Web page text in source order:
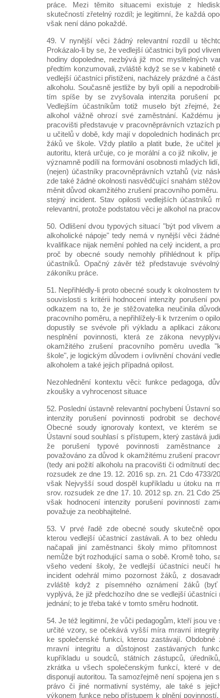
práce. Mezi těmito situacemi existuje z
skutečností zřetelný rozdíl; je legitimní, že každá
však není dáno pokaždé.
49. V nynější věci žádný relevantní rozdíl u
Prokázalo-li by se, že vedlejší účastnici byli pod
hodiny dopoledne, nezbývá již moc myslitelných
předtím konzumovali, zvláště když se se v kabinetě
vedlejší účastníci přistiženi, nacházely prázdné a
alkoholu. Současně jestliže by byli opilí a
tím spíše by se zvyšovala intenzita porušení
Vedlejším účastníkům totiž muselo být zřejmé,
alkohol vážně ohrozí své zaměstnání. Každému
pracovišti představuje v pracovněprávních vztazích
u učitelů v době, kdy mají v dopoledních hodinách
žáků ve škole. Vždy platilo a platit bude, že učitel
autoritu, která určuje, co je morální a co již nikoliv,
významně podílí na formování osobnosti mladých
(nejen) účastníky pracovněprávních vztahů (viz
zde také žádné okolnosti nasvědčující snahám
měnit důvod okamžitého zrušení pracovního
stejný incident. Stav opilosti vedlejších účastníků
relevantní, protože podstatou věci je alkohol na
50. Odlišení dvou typových situací "být pod vlivem
alkoholické nápoje" tedy nemá v nynější věci
kvalifikace nijak nemění pohled na celý incident, a
proč by obecné soudy nemohly přihlédnout k
účastníků. Opačný závěr též představuje
zákoníku práce.
51. Nepřihlédly-li proto obecné soudy k okolnostem
souvislosti s kritérii hodnocení intenzity porušení
odkazem na to, že je stěžovatelka neučinila
pracovního poměru, a nepřihlížely-li k tvrzením o
dopustily se svévole při výkladu a aplikaci
nesplnění povinnosti, která ze zákona
okamžitého zrušení pracovního poměru uvedla
škole", je logickým důvodem i ovlivnění chování
alkoholem a také jejich případná opilost.
Nezohlednění kontextu věci: funkce pedagoga,
zkoušky a vyhrocenost situace
52. Poslední ústavně relevantní pochybení Ústavní
intenzity porušení povinnosti podrobit se
Obecné soudy ignorovaly kontext, ve kterém se
Ústavní soud souhlasí s přístupem, který zastává
že porušení typové povinnosti zaměstnance
považováno za důvod k okamžitému zrušení
(tedy ani požití alkoholu na pracovišti či odmítnutí
rozsudek ze dne 19. 12. 2016 sp. zn. 21 Cdo 4733/
však Nejvyšší soud dospěl kupříkladu u útoku na
srov. rozsudek ze dne 17. 10. 2012 sp. zn. 21 Cdo
však hodnocení intenzity porušení povinností
považuje za neobhajitelné.
53. V prvé řadě zde obecné soudy skutečně
kterou vedlejší účastnicí zastávali. A to bez
načapali jiní zaměstnanci školy mimo
nemůže být rozhodující sama o sobě. Kromě toho,
všeho vedení školy, že vedlejší účastníci neučí
incident odehrál mimo pozornost žáků, z
zvláště když z písemného oznámení žáků (byť
vyplývá, že již předchozího dne se vedlejší účastníci
jednání; to je třeba také v tomto směru hodnotit.
54. Je též legitimní, že vůči pedagogům, kteří jsou ve
určité vzory, se očekává vyšší míra mravní
ke společenské funkci, kterou zastávají. Obdobné
mravní integritu a důstojnost zastávaných
kupříkladu u soudců, státních zástupců,
zkrátka u všech společenským funkcí, které v
disponují autoritou. Ta samozřejmě není spojena jen
právo či jiné normativní systémy, ale také s
výkonem funkce nebo přístupem k plnění